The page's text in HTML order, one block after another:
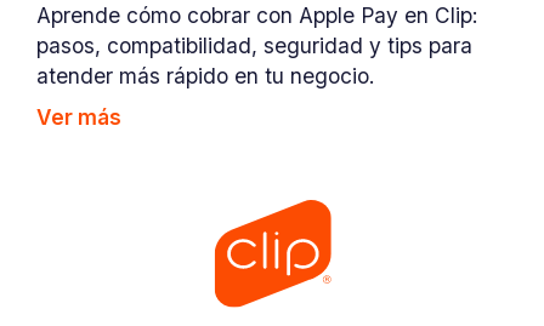
Aprende cómo cobrar con Apple Pay en Clip:
pasos, compatibilidad, seguridad y tips para
atender más rápido en tu negocio.
Ver más